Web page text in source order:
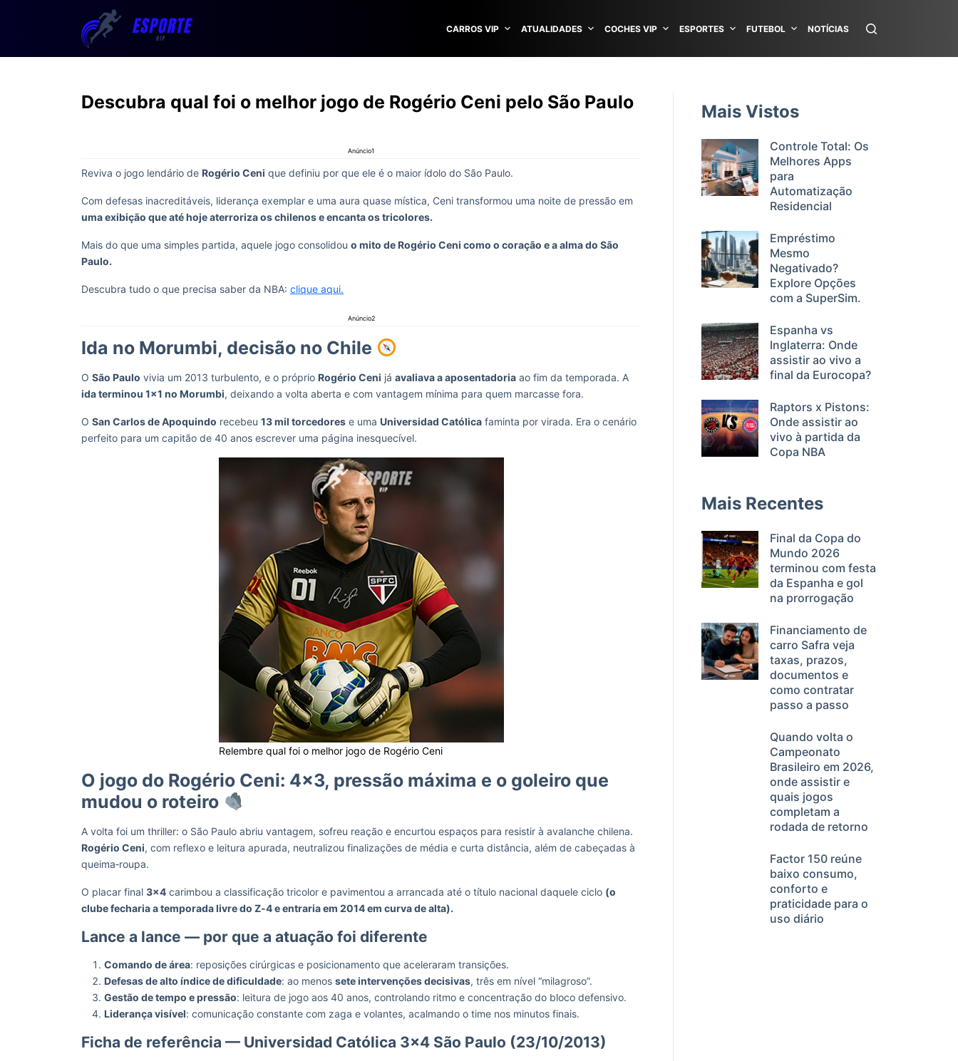
CARROS VIP ATUALIDADES COCHES VIP ESPORTES FUTEBOL NOTÍCIAS
Descubra qual foi o melhor jogo de Rogério Ceni pelo São Paulo
Anúncio1
Reviva o jogo lendário de Rogério Ceni que definiu por que ele é o maior ídolo do São Paulo.
Com defesas inacreditáveis, liderança exemplar e uma aura quase mística, Ceni transformou uma noite de pressão em
uma exibição que até hoje aterroriza os chilenos e encanta os tricolores.
Mais do que uma simples partida, aquele jogo consolidou o mito de Rogério Ceni como o coração e a alma do São
Paulo.
Descubra tudo o que precisa saber da NBA: clique aqui.
Anúncio2
Ida no Morumbi, decisão no Chile
O São Paulo vivia um 2013 turbulento, e o próprio Rogério Ceni já avaliava a aposentadoria ao fim da temporada. A
ida terminou 1×1 no Morumbi, deixando a volta aberta e com vantagem mínima para quem marcasse fora.
O San Carlos de Apoquindo recebeu 13 mil torcedores e uma Universidad Católica faminta por virada. Era o cenário
perfeito para um capitão de 40 anos escrever uma página inesquecível.
Relembre qual foi o melhor jogo de Rogério Ceni
O jogo do Rogério Ceni: 4×3, pressão máxima e o goleiro que
mudou o roteiro
A volta foi um thriller: o São Paulo abriu vantagem, sofreu reação e encurtou espaços para resistir à avalanche chilena.
Rogério Ceni, com reflexo e leitura apurada, neutralizou finalizações de média e curta distância, além de cabeçadas à
queima‑roupa.
O placar final 3×4 carimbou a classificação tricolor e pavimentou a arrancada até o título nacional daquele ciclo (o
clube fecharia a temporada livre do Z‑4 e entraria em 2014 em curva de alta).
Lance a lance — por que a atuação foi diferente
Comando de área: reposições cirúrgicas e posicionamento que aceleraram transições.
Defesas de alto índice de dificuldade: ao menos sete intervenções decisivas, três em nível “milagroso”.
Gestão de tempo e pressão: leitura de jogo aos 40 anos, controlando ritmo e concentração do bloco defensivo.
Liderança visível: comunicação constante com zaga e volantes, acalmando o time nos minutos finais.
Ficha de referência — Universidad Católica 3×4 São Paulo (23/10/2013)
Mais Vistos
Controle Total: Os
Melhores Apps
para
Automatização
Residencial
Empréstimo
Mesmo
Negativado?
Explore Opções
com a SuperSim.
Espanha vs
Inglaterra: Onde
assistir ao vivo a
final da Eurocopa?
Raptors x Pistons:
Onde assistir ao
vivo à partida da
Copa NBA
Mais Recentes
Final da Copa do
Mundo 2026
terminou com festa
da Espanha e gol
na prorrogação
Financiamento de
carro Safra veja
taxas, prazos,
documentos e
como contratar
passo a passo
Quando volta o
Campeonato
Brasileiro em 2026,
onde assistir e
quais jogos
completam a
rodada de retorno
Factor 150 reúne
baixo consumo,
conforto e
praticidade para o
uso diário